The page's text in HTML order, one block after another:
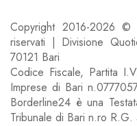
Copyright 2016-2026
riservati | Divisione
70121 Bari
Codice Fiscale, Partita
Imprese di Bari
Borderline24 è una
Tribunale di Bari n.ro